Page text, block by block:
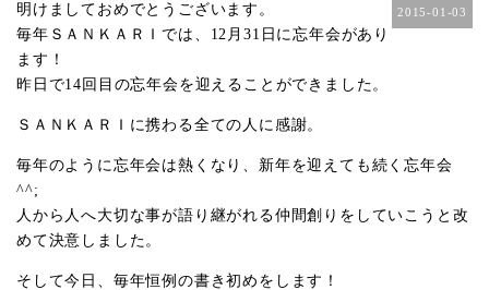
2015-01-03
明けましておめでとうございます。
毎年ＳＡＮＫＡＲＩでは、12月31日に忘年会があり
ます！
昨日で14回目の忘年会を迎えることができました。
ＳＡＮＫＡＲＩに携わる全ての人に感謝。
毎年のように忘年会は熱くなり、新年を迎えても続く忘年会
^^;
人から人へ大切な事が語り継がれる仲間創りをしていこうと改
めて決意しました。
そして今日、毎年恒例の書き初めをします！